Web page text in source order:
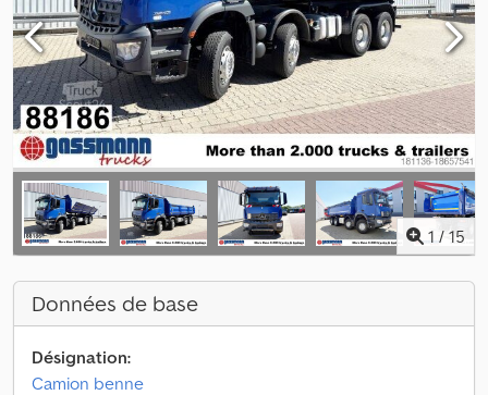
1 /15
Données de base
Désignation:
Camion benne